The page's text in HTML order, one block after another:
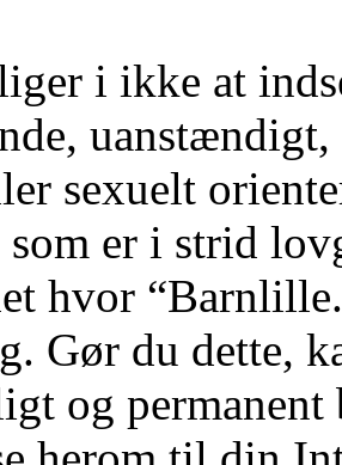
i ikke at
sexuelt
som er i strid
hvor
Gør du dette,
og